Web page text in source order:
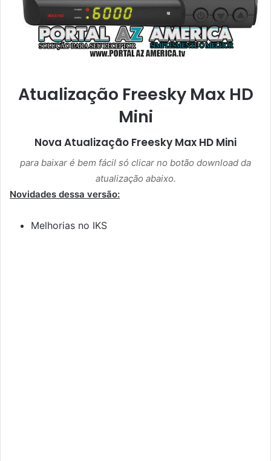
m
a
l
Atualização Freesky Max HD
Mini
Nova Atualização Freesky Max HD Mini
para baixar é bem fácil só clicar no botão download da
atualização abaixo.
Novidades dessa versão:
Melhorias no IKS